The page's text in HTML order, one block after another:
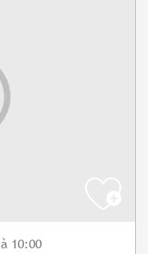
à 10:00